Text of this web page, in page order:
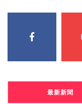
最新新聞